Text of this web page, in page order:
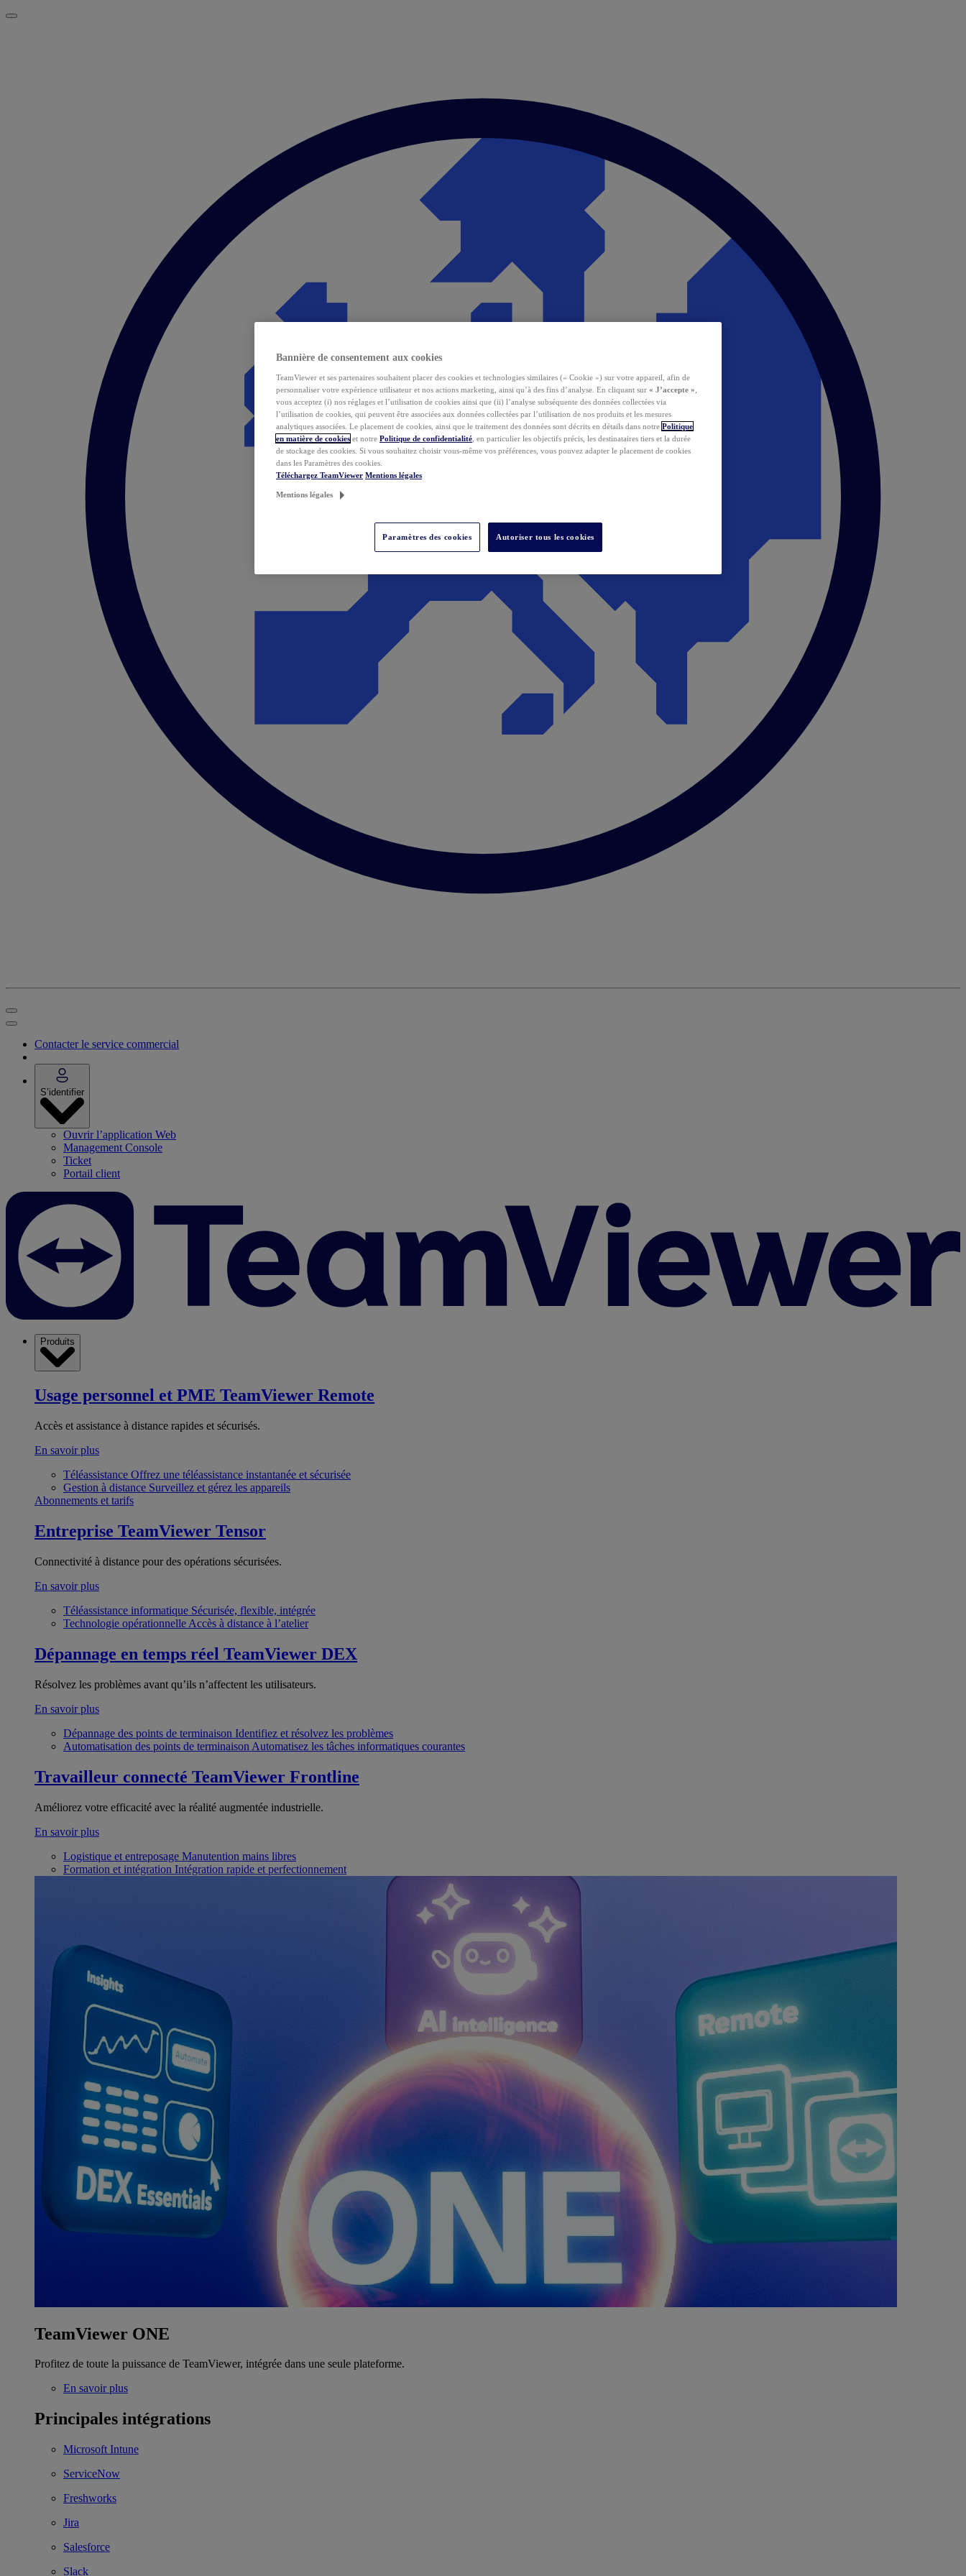
Contacter le service commercial
S’identifier
Ouvrir l’application Web
Management Console
Ticket
Portail client
Produits
Usage personnel et PME TeamViewer Remote
Accès et assistance à distance rapides et sécurisés.
En savoir plus
Téléassistance Offrez une téléassistance instantanée et sécurisée
Gestion à distance Surveillez et gérez les appareils
Abonnements et tarifs
Entreprise TeamViewer Tensor
Connectivité à distance pour des opérations sécurisées.
En savoir plus
Téléassistance informatique Sécurisée, flexible, intégrée
Technologie opérationnelle Accès à distance à l’atelier
Dépannage en temps réel TeamViewer DEX
Résolvez les problèmes avant qu’ils n’affectent les utilisateurs.
En savoir plus
Dépannage des points de terminaison Identifiez et résolvez les problèmes
Automatisation des points de terminaison Automatisez les tâches informatiques courantes
Travailleur connecté TeamViewer Frontline
Améliorez votre efficacité avec la réalité augmentée industrielle.
En savoir plus
Logistique et entreposage Manutention mains libres
Formation et intégration Intégration rapide et perfectionnement
TeamViewer ONE
Profitez de toute la puissance de TeamViewer, intégrée dans une seule plateforme.
En savoir plus
Principales intégrations
Microsoft Intune
ServiceNow
Freshworks
Jira
Salesforce
Slack
Bannière de consentement aux cookies
TeamViewer et ses partenaires souhaitent placer des cookies et technologies similaires (« Cookie ») sur votre appareil, afin de
personnaliser votre expérience utilisateur et nos actions marketing, ainsi qu’à des fins d’analyse. En cliquant sur « J’accepte »
vous acceptez (i) nos réglages et l’utilisation de cookies ainsi que (ii) l’analyse subséquente des données collectées via
l’utilisation de cookies, qui peuvent être associées aux données collectées par l’utilisation de nos produits et les mesures
analytiques associées. Le placement de cookies, ainsi que le traitement des données sont décrits en détails dans notre Politique
en matière de cookies et notre Politique de confidentialité , en particulier les objectifs précis, les destinataires tiers et la durée
de stockage des cookies. Si vous souhaitez choisir vous-même vos préférences, vous pouvez adapter le placement de cookies
dans les Paramètres des cookies.
Téléchargez TeamViewer Mentions légales
Mentions légales
Paramètres des cookies Autoriser tous les cookies